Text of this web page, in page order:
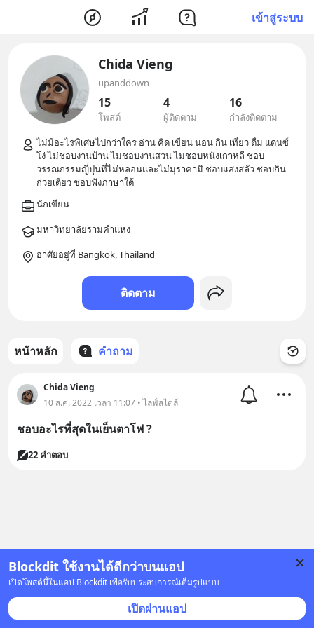
เข้าสู่ระบบ
Blockdit ใช้งานได้ดีกว่าบนแอป
เปิดโพสต์นี้ในแอป Blockdit เพื่อรับประสบการณ์เต็มรูปแบบ
เปิดผ่านแอป
Chida Vieng
upanddown
15
โพสต์
4
ผู้ติดตาม
16
กำลังติดตาม
ไม่มีอะไรพิเศษไปกว่าใคร อ่าน คิด เขียน นอน กิน เที่ยว ดื่ม แดนซ์
โง่ ไม่ชอบงานบ้าน ไม่ชอบงานสวน ไม่ชอบหนังเกาหลี ชอบ
วรรณกรรมญี่ปุ่นที่ไม่หลอนและไม่มุราคามิ ชอบแสงสลัว ชอบกิน
อาศัยอยู่ที่ Bangkok, Thailand
ติดตาม
หน้าหลัก คำถาม
Chida Vieng
10 ส.ค. 2022 เวลา 11:07 • ไลฟ์สไตล์
ชอบอะไรที่สุดในเย็นตาโฟ ?
22 คำตอบ